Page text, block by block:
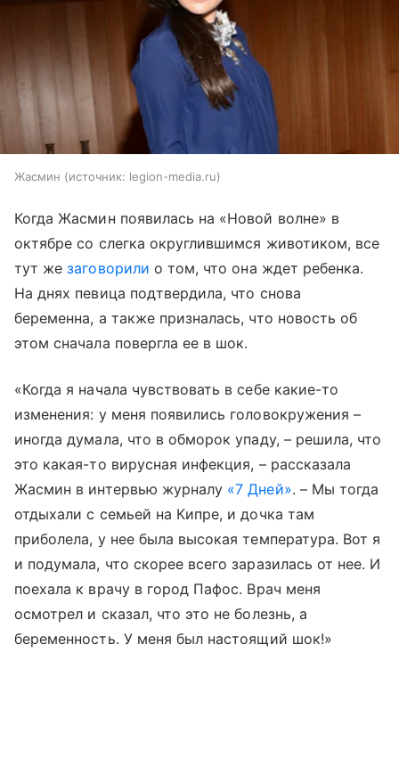
Жасмин источник: legion-media.ru
Когда Жасмин появилась на «Новой волне» в
октябре со слегка округлившимся животиком, все
тут жезаговорили о том, что она ждет ребенка.
На днях певица подтвердила, что снова
беременна, а также призналась, что новость об
этом сначала повергла ее в шок.
«Когда я начала чувствовать в себе какие-то
изменения: у меня появились головокружения –
иногда думала, что в обморок упаду, – решила, что
это какая-то вирусная инфекция, – рассказала
Жасмин в интервью журналу «7 Дней». – Мы тогда
отдыхали с семьей на Кипре, и дочка там
приболела, у нее была высокая температура. Вот я
и подумала, что скорее всего заразилась от нее. И
поехала к врачу в город Пафос. Врач меня
осмотрел и сказал, что это не болезнь, а
беременность. У меня был настоящий шок!»